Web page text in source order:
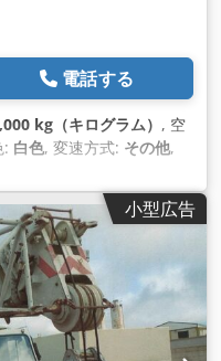
電話する
kg（キログラム） , 空
: 白色, 変速方式: その他,
積載重量:
載スペース容量:50 m³,
, 荷室高:2,200 mm, 後
席:その他, ホイールベー
ック・ブレーキ・システ
小型広告